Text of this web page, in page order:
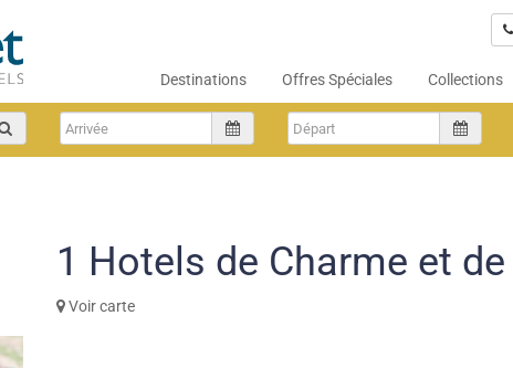
Destinations Offres Spéciales Collections
1 Hotels de Charme et
Voir carte